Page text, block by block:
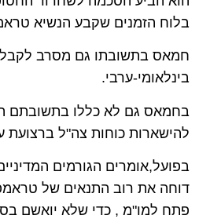
בלוח הזמנים שקבע הנשיא
חמאס בתשובתו גם מסרב לקבל
בינלאומי-ערבי.
בחמאס גם לא כללו בתשובתם
להישארות כוחות צה"ל ברצועת
בפועל,אומרים הגורמים
דוחה את רוב התנאים של
פתח למו"מ , כדי שלא יואשם